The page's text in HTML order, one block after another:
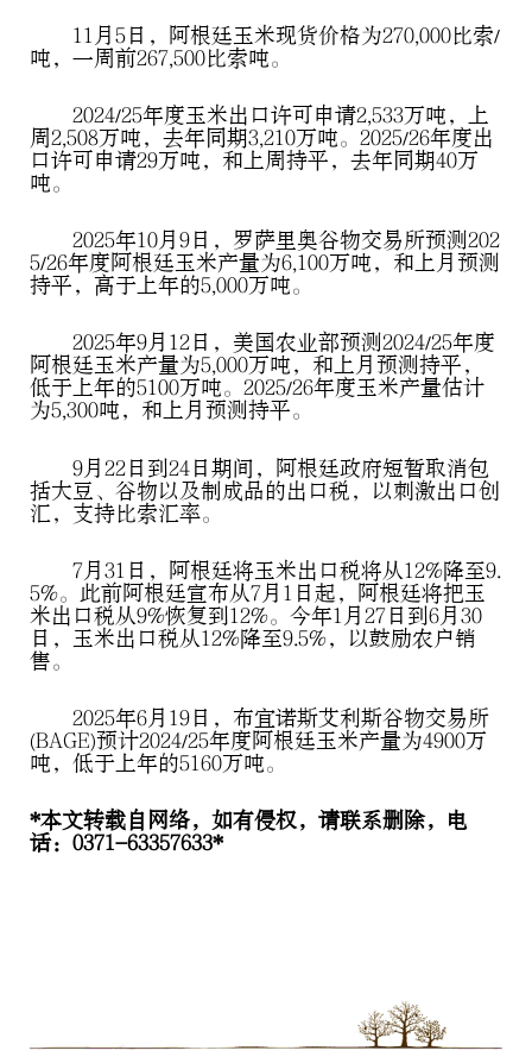
11月5日，阿根廷玉米现货价格为270,000比索/
吨，一周前267,500比索吨。
2024/25年度玉米出口许可申请2,533万吨，上
周2,508万吨，去年同期3,210万吨。2025/26年度出
口许可申请29万吨，和上周持平，去年同期40万
吨。
2025年10月9日，罗萨里奥谷物交易所预测202
5/26年度阿根廷玉米产量为6,100万吨，和上月预测
持平，高于上年的5,000万吨。
2025年9月12日，美国农业部预测2024/25年度
阿根廷玉米产量为5,000万吨，和上月预测持平，
低于上年的5100万吨。2025/26年度玉米产量估计
为5,300吨，和上月预测持平。
9月22日到24日期间，阿根廷政府短暂取消包
括大豆、谷物以及制成品的出口税，以刺激出口创
汇，支持比索汇率。
7月31日，阿根廷将玉米出口税将从12%降至9.
5%。此前阿根廷宣布从7月1日起，阿根廷将把玉
米出口税从9%恢复到12%。今年1月27日到6月30
日，玉米出口税从12%降至9.5%，以鼓励农户销
售。
2025年6月19日，布宜诺斯艾利斯谷物交易所
(BAGE)预计2024/25年度阿根廷玉米产量为4900万
吨，低于上年的5160万吨。
*本文转载自网络，如有侵权，请联系删除，电
话：0371-63357633*